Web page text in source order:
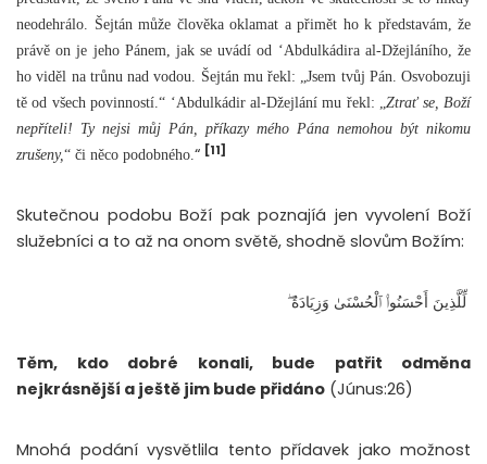
neodehrálo. Šejtán může člověka oklamat a přimět ho k představám, že
právě on je jeho Pánem, jak se uvádí od ‘Abdulkádira al-Džejláního, že
ho viděl na trůnu nad vodou. Šejtán mu řekl: „Jsem tvůj Pán. Osvobozuji
tě od všech povinností.“ ‘Abdulkádir al-Džejlání mu řekl: „Ztrať se, Boží
nepříteli! Ty nejsi můj Pán, příkazy mého Pána nemohou být nikomu
zrušeny,“ či něco podobného. “ [11]
Skutečnou podobu Boží pak poznajíá jen vyvolení Boží
služebníci a to až na onom světě, shodně slovům Božím:
لِّلَّذِينَ أَحْسَنُوا۟ ٱلْحُسْنَىٰ وَزِيَادَةٌ ۖ
Těm, kdo dobré konali, bude patřit odměna
nejkrásnější a ještě jim bude přidáno (Júnus:26)
Mnohá podání vysvětlila tento přídavek jako možnost